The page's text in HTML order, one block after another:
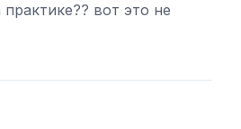
вот это не